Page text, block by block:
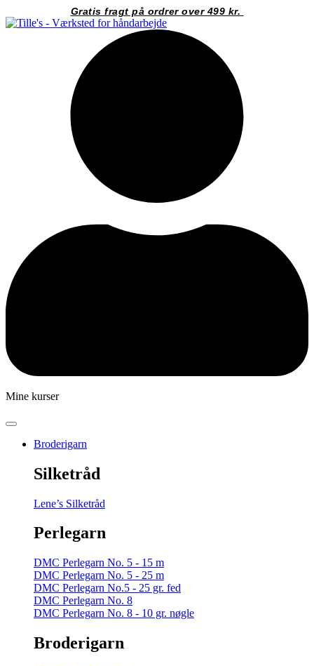
til
Gratis fragt på ordrer over 499 kr.
Mine kurser
Broderigarn
Silketråd
Lene’s Silketråd
Perlegarn
DMC Perlegarn No. 5 - 15 m
DMC Perlegarn No. 5 - 25 m
DMC Perlegarn No.5 - 25 gr. fed
DMC Perlegarn No. 8
DMC Perlegarn No. 8 - 10 gr. nøgle
Broderigarn